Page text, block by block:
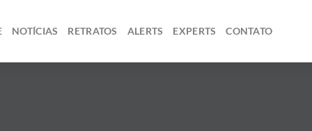
NOTÍCIAS RETRATOS ALERTS EXPERTS CONTATO